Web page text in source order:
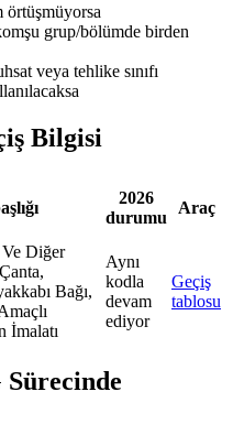
örtüşmüyorsa
grup/bölümde birden
veya tehlike sınıfı
Bilgisi
2026
durumu
Araç
Diğer
Bağı,
İmalatı
Aynı
kodla
devam
ediyor
Geçiş
tablosu